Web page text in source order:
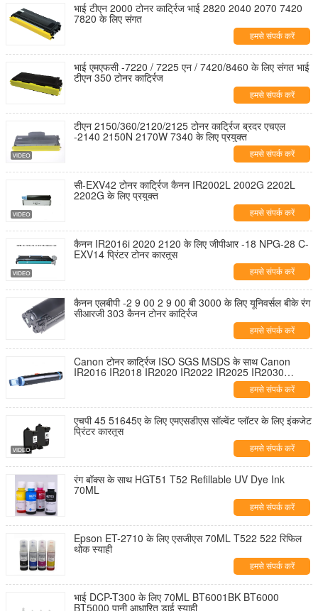
भाई टीएन 2000 टोनर कार्ट्रिज भाई 2820 2040 2070 7420
7820 के लिए संगत
हमसे संपर्क करें
भाई एमएफसी -7220 / 7225 एन / 7420/8460 के लिए संगत भाई
टीएन 350 टोनर कार्ट्रिज
हमसे संपर्क करें
टीएन 2150/360/2120/2125 टोनर कार्ट्रिज ब्रदर एचएल
-2140 2150N 2170W 7340 के लिए प्रयुक्त
हमसे संपर्क करें
सी-EXV42 टोनर कार्ट्रिज कैनन IR2002L 2002G 2202L
2202G के लिए प्रयुक्त
हमसे संपर्क करें
कैनन IR2016i 2020 2120 के लिए जीपीआर -18 NPG-28 C-
EXV14 प्रिंटर टोनर कारतूस
हमसे संपर्क करें
कैनन एलबीपी -2 9 00 2 9 00 बी 3000 के लिए यूनिवर्सल बीके रंग
सीआरजी 303 कैनन टोनर कार्ट्रिज
हमसे संपर्क करें
Canon टोनर कार्ट्रिज ISO SGS MSDS के साथ Canon
IR2016 IR2018 IR2020 IR2022 IR2025 IR2030
IR2116 IR2120 प्रिंटर के लिए परखा और प्रमाणित किया गया
हमसे संपर्क करें
एचपी 45 51645ए के लिए एमएसडीएस सॉल्वेंट प्लॉटर के लिए इंकजेट
प्रिंटर कारतूस
हमसे संपर्क करें
रंग बॉक्स के साथ HGT51 T52 Refillable UV Dye Ink
70ML
हमसे संपर्क करें
Epson ET-2710 के लिए एसजीएस 70ML T522 522 रिफिल
थोक स्याही
हमसे संपर्क करें
भाई DCP-T300 के लिए 70ML BT6001BK BT6000
BT5000 पानी आधारित डाई स्याही